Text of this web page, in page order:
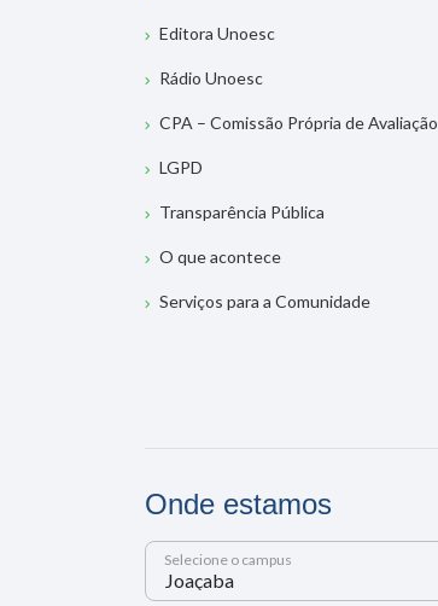
Editora Unoesc
Rádio Unoesc
CPA – Comissão Própria de Avaliação
LGPD
Transparência Pública
O que acontece
Serviços para a Comunidade
Onde estamos
Selecione o campus